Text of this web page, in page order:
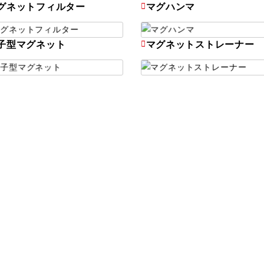
ネットフィルター マグハンマ
型マグネット マグネットストレーナー